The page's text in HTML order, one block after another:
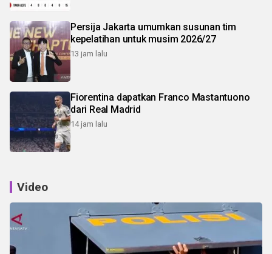
Persija Jakarta umumkan susunan tim
kepelatihan untuk musim 2026/27
13 jam lalu
Fiorentina dapatkan Franco Mastantuono
dari Real Madrid
14 jam lalu
Video